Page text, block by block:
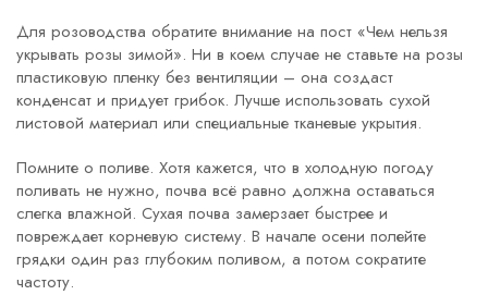
Для розоводства обратите внимание на пост «Чем нельзя
укрывать розы зимой». Ни в коем случае не ставьте на розы
пластиковую пленку без вентиляции – она создаст
конденсат и придует грибок. Лучше использовать сухой
листовой материал или специальные тканевые укрытия.
Помните о поливе. Хотя кажется, что в холодную погоду
поливать не нужно, почва всё равно должна оставаться
слегка влажной. Сухая почва замерзает быстрее и
повреждает корневую систему. В начале осени полейте
грядки один раз глубоким поливом, а потом сократите
частоту.